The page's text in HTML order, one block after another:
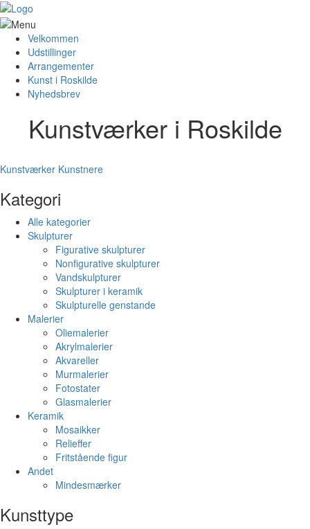
Velkommen
Udstillinger
Arrangementer
Kunst i Roskilde
Nyhedsbrev
Kunstværker i Roskilde
Kunstværker Kunstnere
Kategori
Alle kategorier
Skulpturer
Figurative skulpturer
Nonfigurative skulpturer
Vandskulpturer
Skulpturer i keramik
Skulpturelle genstande
Malerier
Oliemalerier
Akrylmalerier
Akvareller
Murmalerier
Fotostater
Glasmalerier
Keramik
Mosaikker
Relieffer
Fritstående figur
Andet
Mindesmærker
Kunsttype